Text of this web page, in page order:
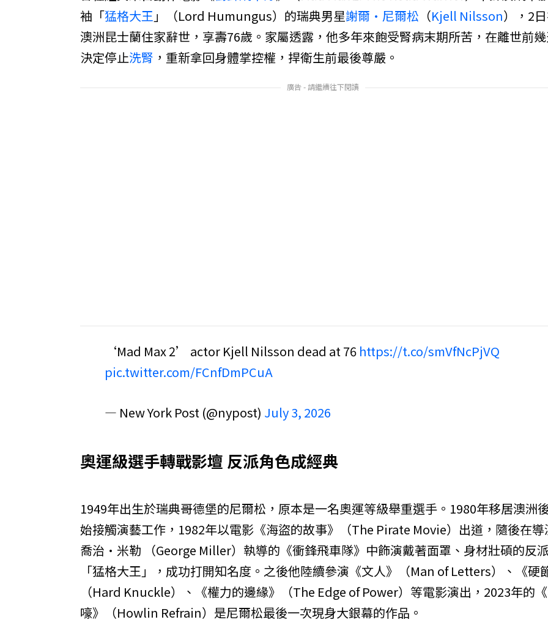
袖「猛格大王 」（Lord Humungus）的瑞典男星謝爾·尼爾松 （Kjell Nilsson），2
澳洲昆士蘭住家辭世，享壽76歲。家屬透露，他多年來飽受腎病末期所苦，在離世前
決定停止洗腎 ，重新拿回身體掌控權，捍衛生前最後尊嚴。
廣告 - 請繼續往下閱讀
‘Mad Max 2’ actor Kjell Nilsson dead at 76 https://t.co/smVfNcPjVQ
pic.twitter.com/FCnfDmPCuA
— New York Post (@nypost) July 3, 2026
奧運級選手轉戰影壇 反派角色成經典
1949年出生於瑞典哥德堡的尼爾松，原本是一名奧運等級舉重選手。1980年移居澳洲
始接觸演藝工作，1982年以電影《海盜的故事》（The Pirate Movie）出道，隨後在導
喬治·米勒 （George Miller）執導的《衝鋒飛車隊》中飾演戴著面罩、身材壯碩的反派
「猛格大王」，成功打開知名度。之後他陸續參演《文人》（Man of Letters）、《硬
（Hard Knuckle）、《權力的邊緣》（The Edge of Power）等電影演出，2023年的
嚎》（Howlin Refrain）是尼爾松最後一次現身大銀幕的作品。